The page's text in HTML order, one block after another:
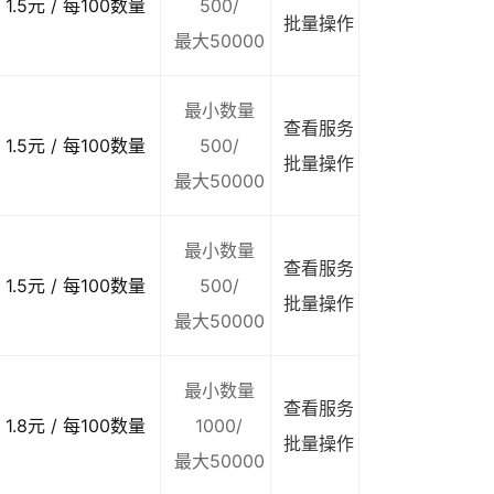
1.5元 / 每100数量
500/
最大50000
批量操作
1.5元 / 每100数量
最小数量
500/
最大50000
查看服务
批量操作
1.5元 / 每100数量
最小数量
500/
最大50000
查看服务
批量操作
1.8元 / 每100数量
最小数量
1000/
最大50000
查看服务
批量操作